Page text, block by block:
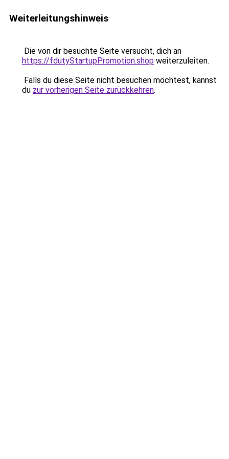
Weiterleitungshinweis
Die von dir besuchte Seite versucht, dich an
https://fdutyStartupPromotion.shop weiterzuleiten.
Falls du diese Seite nicht besuchen möchtest, kannst
du zur vorherigen Seite zurückkehren.